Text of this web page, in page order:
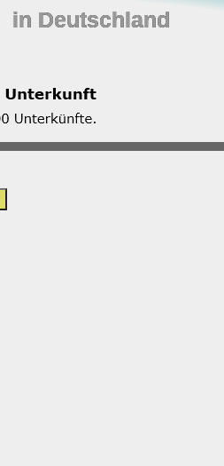
in Deutschland